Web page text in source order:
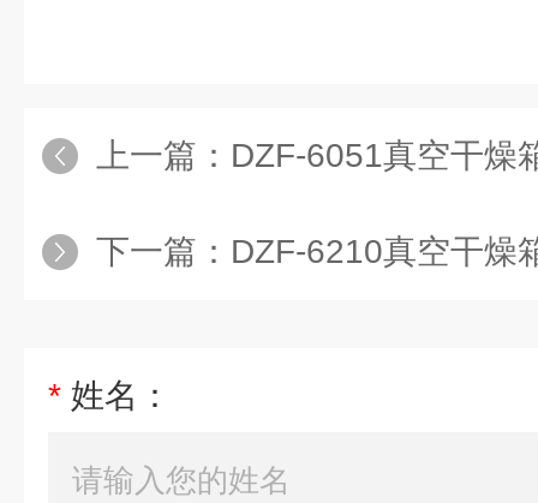
上一篇： DZF-6051真空干燥箱直
下一篇： DZF-6210真空干燥箱厂
* 姓名：